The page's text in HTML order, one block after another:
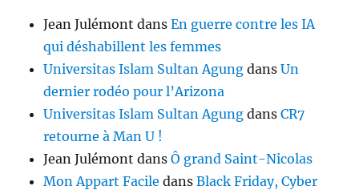
Jean Julémont dansEn guerre contre les IA
qui déshabillent les femmes
Universitas Islam Sultan Agung dansUn
dernier rodéo pour l’Arizona
Universitas Islam Sultan Agung dansCR7
retourne à Man U !
Jean Julémont dansÔ grand Saint-Nicolas
Mon Appart Facile dansBlack Friday, Cyber